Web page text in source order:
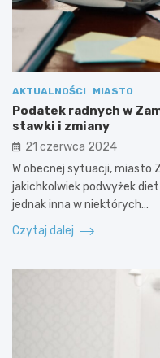
AKTUALNOŚCI MIASTO
Podatek radnych w
stawki i zmiany
21 czerwca 2024
W obecnej sytuacji, miasto
jakichkolwiek podwyżek
jednak inna w niektórych…
Czytaj dalej